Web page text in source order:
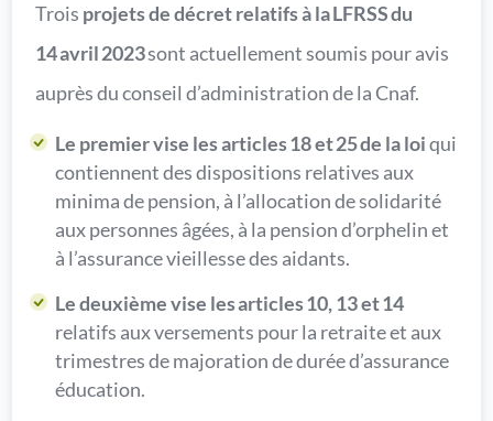
Trois projets de décret relatifs à la LFRSS du
14 avril 2023sont actuellement soumis pour avis
auprès du conseil d’administration de la Cnaf.
Le premier vise les articles 18 et 25 de la loiqui
contiennent des dispositions relatives aux
minima de pension, à l’allocation de solidarité
aux personnes âgées, à la pension d’orphelin et
à l’assurance vieillesse des aidants.
Le deuxième vise les articles 10, 13 et 14
relatifs aux versements pour la retraite et aux
trimestres de majoration de durée d’assurance
éducation.